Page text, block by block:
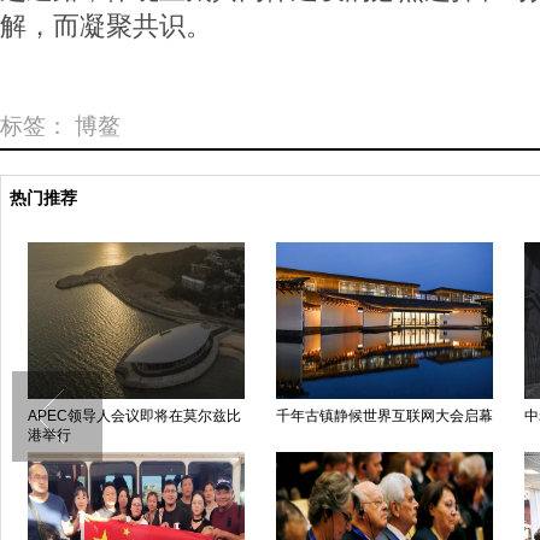
解，而凝聚共识。
标签： 博鳌
热门推荐
APEC领导人会议即将在莫尔兹比
港举行
千年古镇静候世界互联网大会启幕